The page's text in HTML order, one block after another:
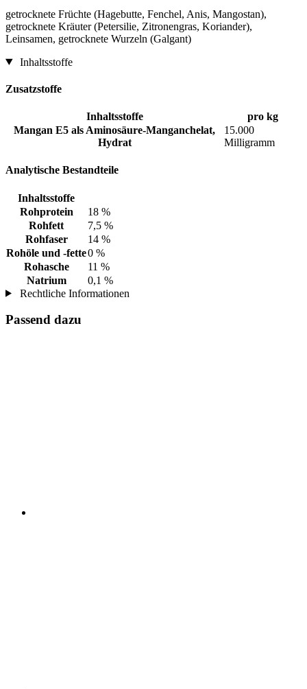
getrocknete Früchte (Hagebutte, Fenchel, Anis, Mangostan),
getrocknete Kräuter (Petersilie, Zitronengras, Koriander),
Leinsamen, getrocknete Wurzeln (Galgant)
Inhaltsstoffe
Zusatzstoffe
Inhaltsstoffe
pro kg
Mangan E5 als Aminosäure-Manganchelat,
Hydrat
15.000
Milligramm
Analytische Bestandteile
Inhaltsstoffe
Rohprotein
18 %
Rohfett
7,5 %
Rohfaser
14 %
Rohöle und -fette0 %
Rohasche
11 %
Natrium
0,1 %
Rechtliche Informationen
Passend dazu